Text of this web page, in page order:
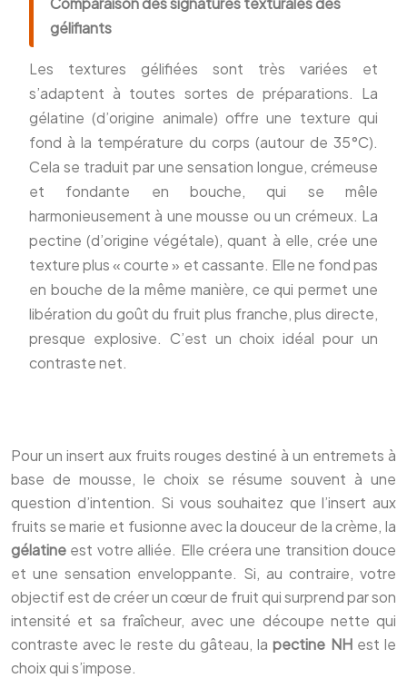
gélifiants
Les textures gélifiées sont très variées et
s’adaptent à toutes sortes de préparations. La
gélatine (d’origine animale) offre une texture qui
fond à la température du corps (autour de 35°C).
Cela se traduit par une sensation longue, crémeuse
et fondante en bouche, qui se mêle
harmonieusement à une mousse ou un crémeux. La
pectine (d’origine végétale), quant à elle, crée une
texture plus « courte » et cassante. Elle ne fond pas
en bouche de la même manière, ce qui permet une
libération du goût du fruit plus franche, plus directe,
presque explosive. C’est un choix idéal pour un
contraste net.
Pour un insert aux fruits rouges destiné à un entremets à
base de mousse, le choix se résume souvent à une
question d’intention. Si vous souhaitez que l’insert aux
fruits se marie et fusionne avec la douceur de la crème, la
gélatine est votre alliée. Elle créera une transition douce
et une sensation enveloppante. Si, au contraire, votre
objectif est de créer un cœur de fruit qui surprend par son
intensité et sa fraîcheur, avec une découpe nette qui
contraste avec le reste du gâteau, lapectine NHest le
choix qui s’impose.